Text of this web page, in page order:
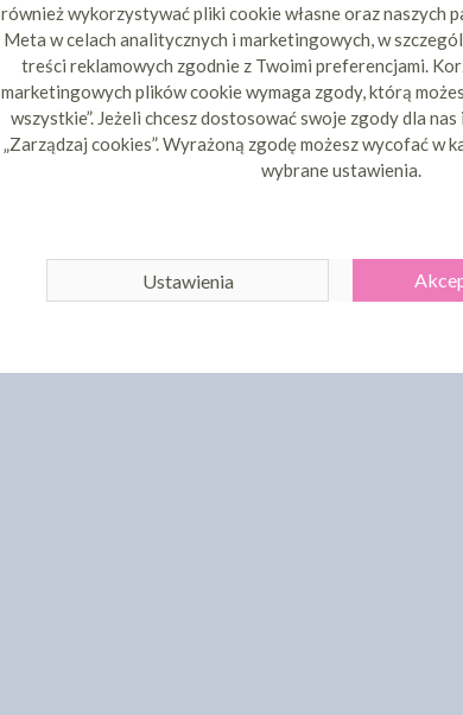
również wykorzystywać pliki cookie własne oraz naszych
Meta w celach analitycznych i marketingowych, w
treści reklamowych zgodnie z Twoimi preferencjami.
marketingowych plików cookie wymaga zgody, którą
wszystkie”. Jeżeli chcesz dostosować swoje zgody dla
„Zarządzaj cookies”. Wyrażoną zgodę możesz wycofać w
wybrane ustawienia.
Ustawienia